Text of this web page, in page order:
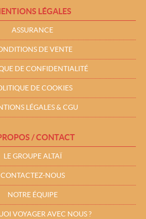
LÉGALES
ASSURANCE
DE VENTE
DE CONFIDENTIALITÉ
DE COOKIES
LÉGALES & CGU
/ CONTACT
LE GROUPE ALTAÏ
CONTACTEZ-NOUS
NOTRE ÉQUIPE
VOYAGER AVEC NOUS ?